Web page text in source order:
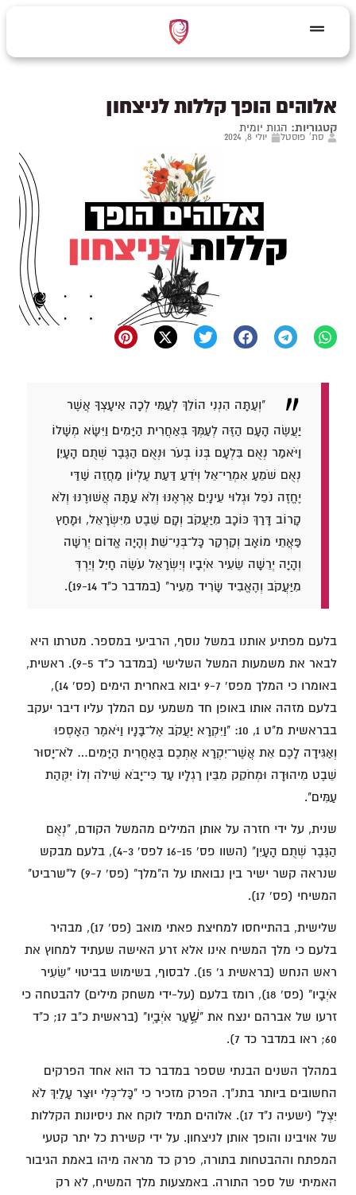
אלוהים הופך קללות לניצחון
קטגוריות: הגות יומית
סת' פוסטל יולי 8, 2024
"וְעַתָּה הִנְנִי הוֹלֵךְ לְעַמִּי לְכָה אִיעָצְךָ אֲשֶׁר
יַעֲשֶׂה הָעָם הַזֶּה לְעַמְּךָ בְּאַחֲרִית הַיָּמִים׃ וַיִּשָּׂא מְשָׁלוֹ
וַיֹּאמַר נְאֻם בִּלְעָם בְּנוֹ בְעֹר וּנְאֻם הַגֶּבֶר שְׁתֻם הָעָיִן׃
נְאֻם שֹׁמֵעַ אִמְרֵי־אֵל וְיֹדֵעַ דַּעַת עֶלְיוֹן מַחֲזֵה שַׁדַּי
יֶחֱזֶה נֹפֵל וּגְלוּי עֵינָיִם׃ אֶרְאֶנּוּ וְלֹא עַתָּה אֲשׁוּרֶנּוּ וְלֹא
קָרוֹב דָּרַךְ כּוֹכָב מִיַּעֲקֹב וְקָם שֵׁבֶט מִיִּשְׂרָאֵל, וּמָחַץ
פַּאֲתֵי מוֹאָב וְקַרְקַר כָּל־בְּנֵי־שֵׁת׃ וְהָיָה אֱדוֹם יְרֵשָׁה
וְהָיָה יְרֵשָׁה שֵׂעִיר אֹיְבָיו וְיִשְׂרָאֵל עֹשֶׂה חָיִל׃ וְיֵרְדְּ
מִיַּעֲקֹב וְהֶאֱבִיד שָׂרִיד מֵעִיר" (במדבר כ"ד 19-14).
בלעם מפתיע אותנו במשל נוסף, הרביעי במספר. מטרתו היא
לבאר את משמעות המשל השלישי (במדבר כ"ד 9-5). ראשית,
באומרו כי המלך מפס' 9-7 יבוא באחרית הימים (פס' 14),
בלעם מזהה אותו באופן חד משמעי עם המלך עליו דיבר יעקב
בבראשית מ"ט 1, 10: "וַיִּקְרָא יַעֲקֹב אֶל־בָּנָיו וַיֹּאמֶר הֵאָסְפוּ
וְאַגִּידָה לָכֶם אֵת אֲשֶׁר־יִקְרָא אֶתְכֶם בְּאַחֲרִית הַיָּמִים… לֹא־יָסוּר
שֵׁבֶט מִיהוּדָה וּמְחֹקֵק מִבֵּין רַגְלָיו עַד כִּי־יָבֹא שִׁילֹה וְלוֹ יִקְּהַת
עַמִּים".
שנית, על ידי חזרה על אותן המילים מהמשל הקודם, "נְאֻם
הַגֶּבֶר שְׁתֻם הָעָיִן" (השוו פס' 16-15 לפס' 4-3), בלעם מבקש
שנראה קשר ישיר בין נבואתו על ה"מלך" (פס' 9-7) ל"שרביט"
המשיחי (פס' 17).
שלישית, בהתייחסו למחיצת פאתי מואב (פס' 17), מבהיר
בלעם כי מלך המשיח אינו אלא זרע האישה שעתיד למחוץ את
ראש הנחש (בראשית ג' 15). לבסוף, בשימוש בביטוי "שֵׂעִיר
אֹיְבָיו" (פס' 18), רומז בלעם (על-ידי משחק מילים) להבטחה כי
זרעו של אברהם ינצח את "שַׁ֥עַר אֹיְבָֽיו" (בראשית כ"ב 17; כ"ד
60; ראו במדבר כד 7).
במהלך השנים הבנתי שספר במדבר כד הוא אחד הפרקים
החשובים ביותר בתנ"ך. הפרק מזכיר כי "כָּל־כְּלִי יוּצַר עָלַיִךְ לֹא
יִצְלָ" (ישעיה נ"ד 17). אלוהים תמיד לוקח את ניסיונות הקללות
של אויבינו והופך אותן לניצחון. על ידי קשירת כל יתר קטעי
המפתח וההבטחות בתורה, פרק כד מראה מיהו באמת הגיבור
האמיתי של ספר התורה. באמצעות מלך המשיח, לא רק